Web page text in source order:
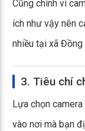
Cũng chính vì
ích như vậy nên
nhiều tại xã Đồng
3. Tiêu chí
Lựa chọn
vào nơi mà bạn